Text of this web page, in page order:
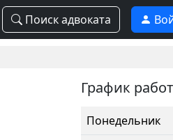
Поиск адвоката
График
Понедельник